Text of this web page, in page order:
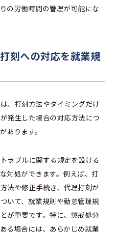
の労働時間の管理が可能にな
刻への対応を就業規
、打刻方法やタイミングだけ
発生した場合の対応方法につ
あります。
ラブルに関する規定を設ける
対処ができます。例えば、打
法や修正手続き、代理打刻が
いて、就業規則や勤怠管理規
が重要です。特に、懲戒処分
る場合には、あらかじめ就業